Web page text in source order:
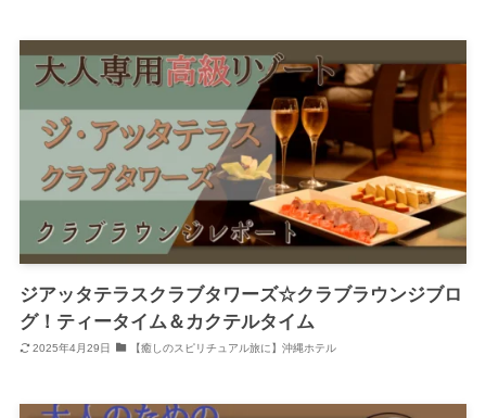
ジアッタテラスクラブタワーズ☆クラブラウンジブロ
グ！ティータイム＆カクテルタイム
2025年4月29日 【癒しのスピリチュアル旅に】沖縄ホテル